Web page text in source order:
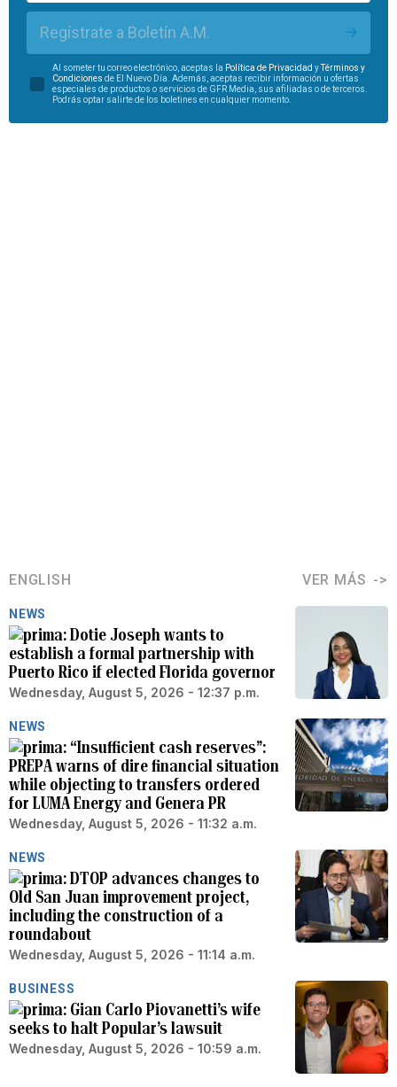
Regístrate a Boletín A.M.
Al someter tu correo electrónico, aceptas la Política de Privacidad yTérminos y
Condiciones de El Nuevo Día. Además, aceptas recibir información u ofertas
especiales de productos o servicios de GFR Media, sus afiliadas o de terceros.
Podrás optar salirte de los boletines en cualquier momento.
ENGLISH VER MÁS
NEWS
Dotie Joseph wants to
establish a formal partnership with
Puerto Rico if elected Florida governor
Wednesday, August 5, 2026 - 12:37 p.m.
NEWS
“Insufficient cash reserves”:
PREPA warns of dire financial situation
while objecting to transfers ordered
for LUMA Energy and Genera PR
Wednesday, August 5, 2026 - 11:32 a.m.
NEWS
DTOP advances changes to
Old San Juan improvement project,
including the construction of a
roundabout
Wednesday, August 5, 2026 - 11:14 a.m.
BUSINESS
Gian Carlo Piovanetti’s wife
seeks to halt Popular’s lawsuit
Wednesday, August 5, 2026 - 10:59 a.m.